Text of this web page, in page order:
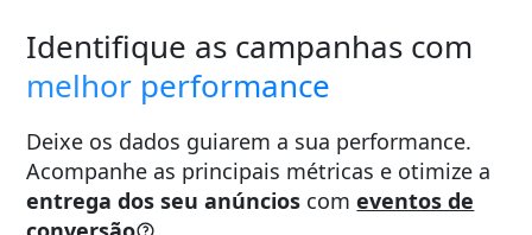
Identifique as campanhas com
melhor performance
Deixe os dados guiarem a sua performance.
Acompanhe as principais métricas e otimize a
entrega dos seu anúncios comeventos de